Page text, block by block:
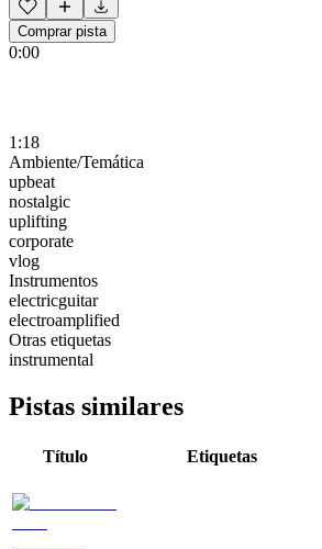
Comprar pista
0:00
1:18
Ambiente/Temática
upbeat
nostalgic
uplifting
corporate
vlog
Instrumentos
electricguitar
electroamplified
Otras etiquetas
instrumental
Pistas similares
Título Etiquetas